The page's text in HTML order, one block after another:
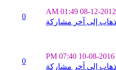
08-12-2012
01:49 AM
0
10-08-2016
07:40 PM
0